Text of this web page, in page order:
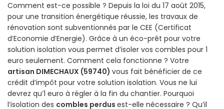
Comment est-ce possible ? Depuis la loi du 17 août 2015,
pour une transition énergétique réussie, les travaux de
rénovation sont subventionnés par le CEE (Certificat
d’Economie d’Energie). Grâce à un éco-prêt pour votre
solution isolation vous permet d’isoler vos combles pour 1
euro seulement. Comment cela fonctionne ? Votre
artisan DIMECHAUX (59740) vous fait bénéficier de ce
crédit d’impôt pour votre solution isolation. Vous ne lui
devrez qu’1 euro à régler à la fin du chantier. Pourquoi
l’isolation des combles perdus est-elle nécessaire ? Qu’il